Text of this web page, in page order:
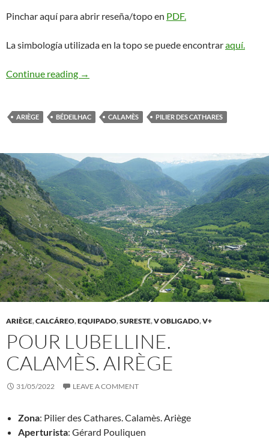
Pinchar aquí para abrir reseña/topo en PDF.
La simbología utilizada en la topo se puede encontraraquí.
Continue reading Les Pilier des Cathares. Calamès. Ariège
→
ARIÈGE BÉDEILHAC CALAMÈS PILIER DES CATHARES
ARIÈGE,CALCÁREO,EQUIPADO,SURESTE,V OBLIGADO,V+
POUR LUBELLINE.
CALAMÈS. AIRÈGE
31/05/2022 LEAVE A COMMENT
Zona: Pilier des Cathares. Calamès. Ariège
Aperturista: Gérard Pouliquen